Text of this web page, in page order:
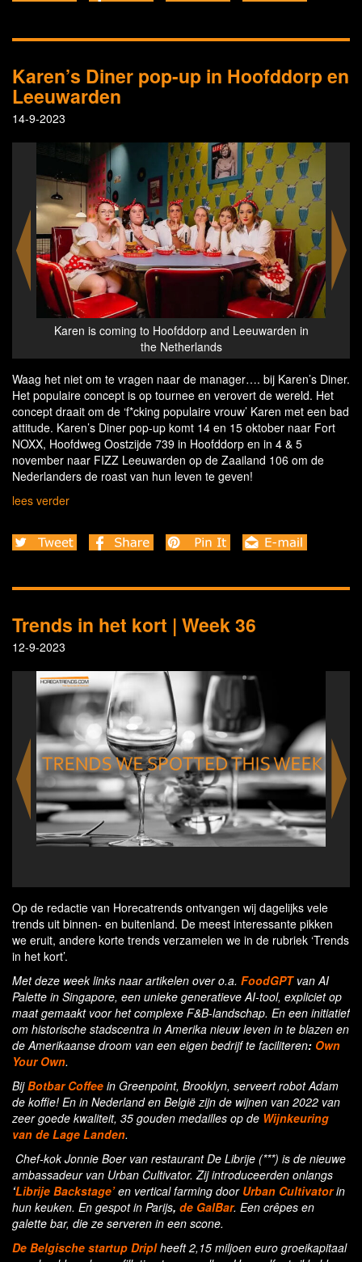
Karen’s Diner pop-up in Hoofddorp en
Leeuwarden
14-9-2023
and Leeuwarden in
Karen is coming to Hoofddorp and
Waag het niet om te vragen naar de manager…. bij Karen’s Diner.
Het populaire concept is op tournee en verovert de wereld. Het
concept draait om de ‘f*cking populaire vrouw’ Karen met een bad
attitude. Karen’s Diner pop-up komt 14 en 15 oktober naar Fort
NOXX, Hoofdweg Oostzijde 739 in Hoofddorp en in 4 & 5
november naar FIZZ Leeuwarden op de Zaailand 106 om de
Nederlanders de roast van hun leven te geven!
lees verder
Trends in het kort | Week 36
12-9-2023
Op de redactie van Horecatrends ontvangen wij dagelijks vele
trends uit binnen- en buitenland. De meest interessante pikken
we eruit, andere korte trends verzamelen we in de rubriek ‘Trends
in het kort’.
Met deze week links naar artikelen over o.a. FoodGPTvan AI
Palette in Singapore, een unieke generatieve AI-tool, expliciet op
maat gemaakt voor het complexe F&B-landschap. En een initiatief
om historische stadscentra in Amerika nieuw leven in te blazen en
de Amerikaanse droom van een eigen bedrijf te faciliteren: Own
Your Own.
BijBotbar Coffee in Greenpoint, Brooklyn, serveert robot Adam
de koffie! En in Nederland en België zijn de wijnen van 2022 van
zeer goede kwaliteit, 35 gouden medailles op de Wijnkeuring
van de Lage Landen.
Chef-kok Jonnie Boer van restaurant De Librije (***) is de nieuwe
ambassadeur van Urban Cultivator. Zij introduceerden onlangs
‘Librije Backstage’en vertical farming door Urban Cultivatorin
hun keuken. En gespot in Parijs, de GalBar. Een crêpes en
galette bar, die ze serveren in een scone.
De Belgische startup Driplheeft 2,15 miljoen euro groeikapitaal